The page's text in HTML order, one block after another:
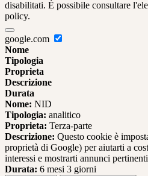
disabilitati. È possibile consultare
policy.
google.com
Nome
Tipologia
Proprieta
Descrizione
Durata
Nome: NID
Tipologia: analitico
Proprieta: Terza-parte
Descrizione: Questo cookie è
proprietà di Google) per aiutarti a
interessi e mostrarti annunci
Durata: 6 mesi 3 giorni